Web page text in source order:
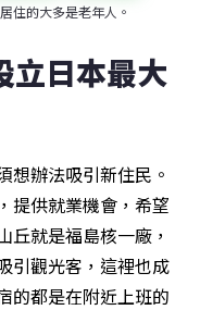
住的大多是老年人。
立日本最大
想辦法吸引新住民。
提供就業機會，希望
丘就是福島核一廠，
引觀光客，這裡也成
的都是在附近上班的